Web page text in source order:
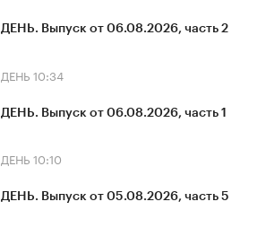
ДЕНЬ. Выпуск от 06.08.2026, часть 2
ДЕНЬ 10:34
ДЕНЬ. Выпуск от 06.08.2026, часть 1
ДЕНЬ 10:10
ДЕНЬ. Выпуск от 05.08.2026, часть 5